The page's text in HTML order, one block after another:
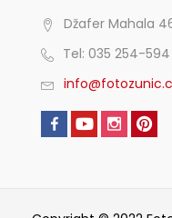
Džafer Mahala
Tel: 035 254-594